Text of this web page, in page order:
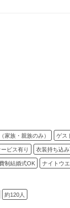
家族・親族のみ） ゲス
ビス有り 衣装持ち込
制結婚式OK ナイトウ
約120人